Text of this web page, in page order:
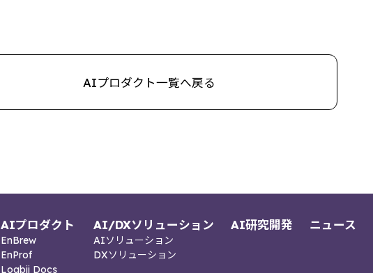
AIプロダクト一覧へ戻る
AIプロダクト
EnBrew
EnProf
Logbii Docs
AI/DXソリューション
AIソリューション
DXソリューション
AI研究開発 ニュース